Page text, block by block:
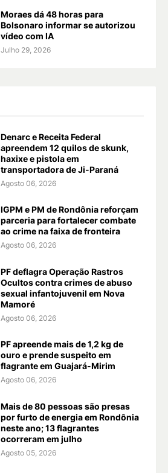
Moraes dá 48 horas para
Bolsonaro informar se autorizou
vídeo com IA
Julho 29, 2026
Denarc e Receita Federal
apreendem 12 quilos de skunk,
haxixe e pistola em
transportadora de Ji-Paraná
Agosto 06, 2026
IGPM e PM de Rondônia reforçam
parceria para fortalecer combate
ao crime na faixa de fronteira
Agosto 06, 2026
PF deflagra Operação Rastros
Ocultos contra crimes de abuso
sexual infantojuvenil em Nova
Mamoré
Agosto 06, 2026
PF apreende mais de 1,2 kg de
ouro e prende suspeito em
flagrante em Guajará-Mirim
Agosto 06, 2026
Mais de 80 pessoas são presas
por furto de energia em Rondônia
neste ano; 13 flagrantes
ocorreram em julho
Agosto 05, 2026